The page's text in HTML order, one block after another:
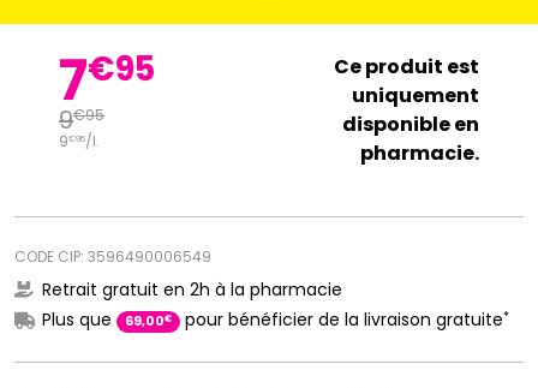
7€95
9€95
9€95/l.
Ce produit est
uniquement
disponible en
pharmacie.
CODE CIP: 3596490006549
Retrait gratuit en 2h à la pharmacie
Plus que
69,00€ pour bénéficier de la livraison gratuite*